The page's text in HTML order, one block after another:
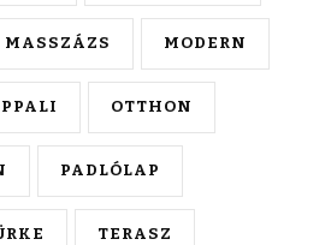
MASSZÁZS MODERN
OTTHON
PADLÓLAP
TERASZ